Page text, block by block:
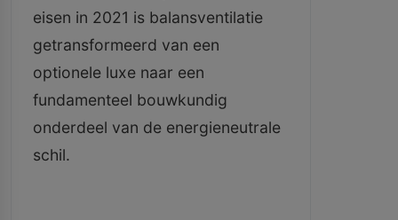
eisen in 2021 is balansventilatie
getransformeerd van een
optionele luxe naar een
fundamenteel bouwkundig
onderdeel van de energieneutrale
schil.